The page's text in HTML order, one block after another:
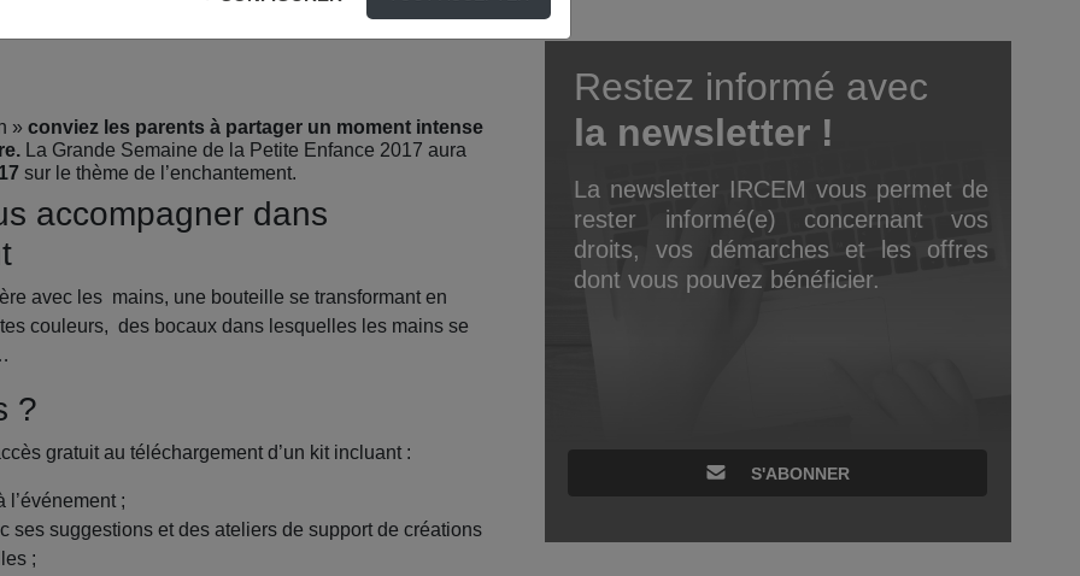
» conviez les parents à partager un moment intense
La Grande Semaine de la Petite Enfance 2017 aura
sur le thème de l’enchantement.
accompagner dans
avec les mains, une bouteille se transformant en
couleurs, des bocaux dans lesquelles les mains se
?
gratuit au téléchargement d’un kit incluant :
;
ses suggestions et des ateliers de support de créations
;
Restez informé avec
la newsletter !
La newsletter IRCEM vous permet de
rester informé(e) concernant vos
droits, vos démarches et les offres
dont vous pouvez bénéficier.
S'ABONNER